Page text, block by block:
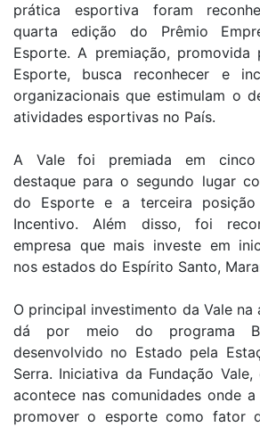
prática esportiva foram
quarta edição do Prêmio
Esporte. A premiação, promovida
Esporte, busca reconhecer e
organizacionais que estimulam o
atividades esportivas no País.
A Vale foi premiada em cinco
destaque para o segundo lugar
do Esporte e a terceira
Incentivo. Além disso, foi
empresa que mais investe em
nos estados do Espírito Santo,
O principal investimento da Vale
dá por meio do programa
desenvolvido no Estado pela
Serra. Iniciativa da Fundação
acontece nas comunidades onde
promover o esporte como fator